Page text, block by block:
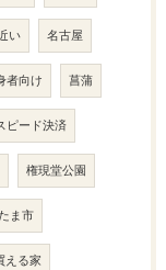
い 名古屋
者向け 菖蒲
ピード決済
権現堂公園
ま市
える家